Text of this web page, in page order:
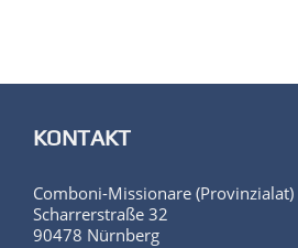
KONTAKT
Comboni-Missionare (Provinzialat)
Scharrerstraße 32
90478 Nürnberg